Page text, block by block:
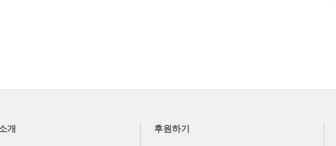
개 후원하기